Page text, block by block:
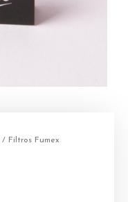
/ Filtros Fumex